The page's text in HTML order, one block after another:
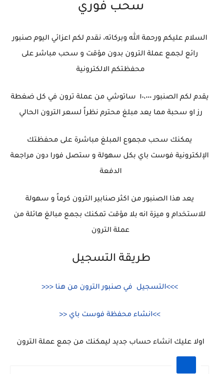
سحب فوري
السلام عليكم ورحمة الله وبركاته، نقدم لكم اعزائي اليوم صنبور
رائع لجمع عملة الترون بدون مؤقت و سحب مباشر على
محفظتكم الالكترونية
يقدم لكم الصنبور ١٠،٠٠٠ ساتوشي من عملة ترون في كل ضغطة
رز او سحبة مما يعد مبلغ محترم نظراً لسعر الترون الحالي
يمكنك سحب مجموع المبلغ مباشرة على محفظتك
الإلكترونية فوست باي بكل سهولة و ستصل فورا دون مراجعة
الدفعة
يعد هذا الصنبور من اكثر صنابير الترون كرماً و سهولة
للاستخدام و ميزة انه بلا مؤقت تمكنك بجمع مبالغ هائلة من
عملة الترون
طريقة التسجيل
>>>التسجيل في صنبور الترون من هنا <<<
>>انشاء محفظة فوست باي <<
اولا عليك انشاء حساب جديد ليمكنك من جمع عملة الترون